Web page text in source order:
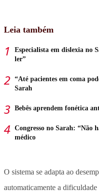
Leia também
Especialista em dislexia no
ler”
“Até pacientes em coma
Sarah
Bebês aprendem fonética
Congresso no Sarah: “Não
médico
O sistema se adapta ao
automaticamente a